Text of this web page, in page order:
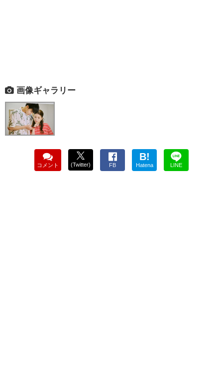
画像ギャラリー
コメント (Twitter) FB
B!
Hatena LINE